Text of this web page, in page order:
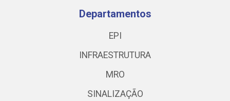
Departamentos
EPI
INFRAESTRUTURA
MRO
SINALIZAÇÃO